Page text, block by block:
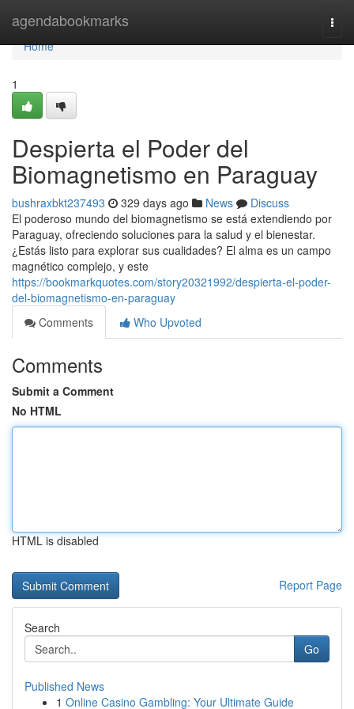
agendabookmarks
Home
Home
1
Despierta el Poder del
Biomagnetismo en Paraguay
bushraxbkt237493 329 days ago News
Discuss
El poderoso mundo del biomagnetismo se está extendiendo por
Paraguay, ofreciendo soluciones para la salud y el bienestar.
¿Estás listo para explorar sus cualidades? El alma es un campo
magnético complejo, y este
https://bookmarkquotes.com/story20321992/despierta-el-poder-
del-biomagnetismo-en-paraguay
Comments
Who Upvoted
Comments
Submit a Comment
No HTML
HTML is disabled
Report Page
Search
Go
Published News
1 Online Casino Gambling: Your Ultimate Guide